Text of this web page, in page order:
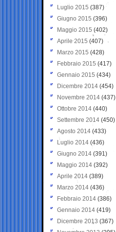
Luglio 2015 (387)
Giugno 2015 (396)
Maggio 2015 (402)
Aprile 2015 (407)
Marzo 2015 (428)
Febbraio 2015 (417)
Gennaio 2015 (434)
Dicembre 2014 (454)
Novembre 2014 (437)
Ottobre 2014 (440)
Settembre 2014 (450)
Agosto 2014 (433)
Luglio 2014 (436)
Giugno 2014 (391)
Maggio 2014 (392)
Aprile 2014 (389)
Marzo 2014 (436)
Febbraio 2014 (386)
Gennaio 2014 (419)
Dicembre 2013 (367)